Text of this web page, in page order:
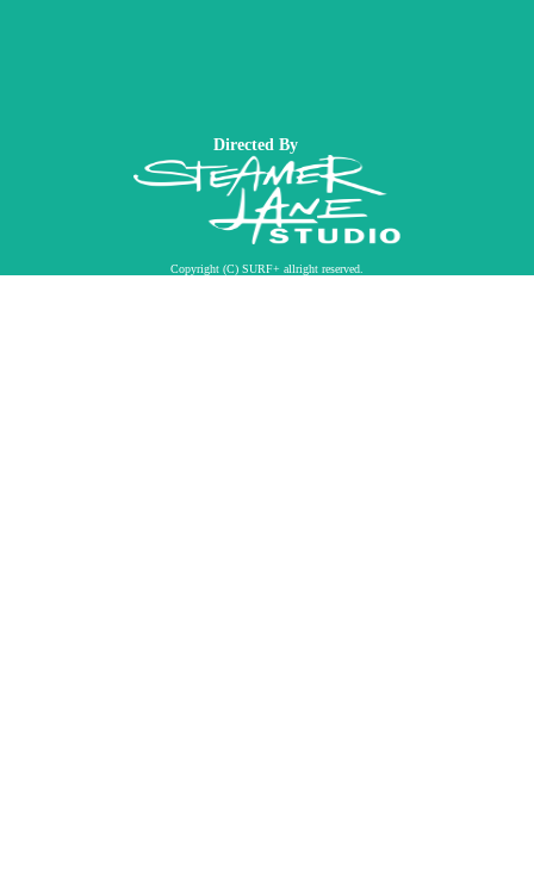
Directed By
Copyright (C) SURF+ allright reserved.